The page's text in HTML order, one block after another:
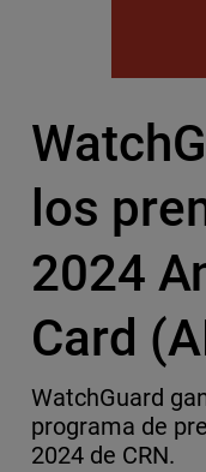
los
2024
Card
WatchGuard
programa de
2024 de CRN.